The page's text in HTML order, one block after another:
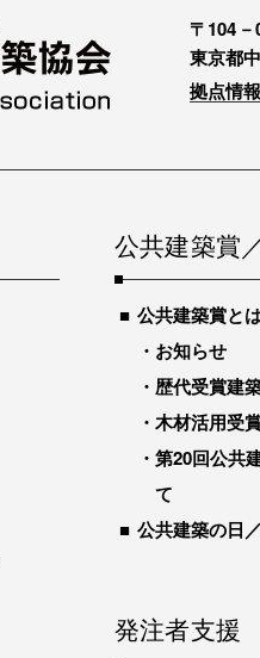
〒104－
東京都
拠点情
公共建築賞
公共建築賞と
お知らせ
歴代受賞建
木材活用受
第20回公共
て
公共建築の日
発注者支援